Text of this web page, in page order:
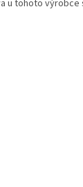
u tohoto